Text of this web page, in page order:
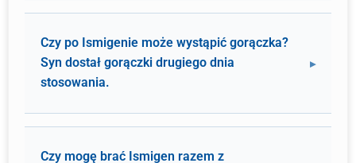
Czy po Ismigenie może wystąpić gorączka?
Syn dostał gorączki drugiego dnia
stosowania.
Czy mogę brać Ismigen razem z